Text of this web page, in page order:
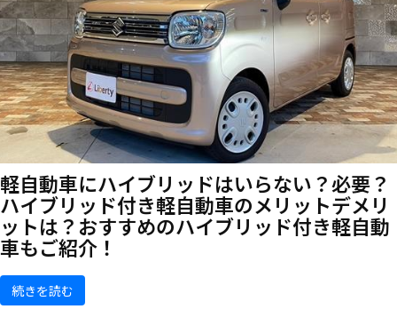
軽自動車にハイブリッドはいらない？必要？
ハイブリッド付き軽自動車のメリットデメリ
ットは？おすすめのハイブリッド付き軽自動
車もご紹介！
続きを読む